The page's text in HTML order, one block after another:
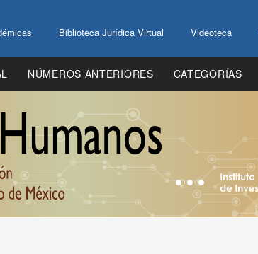
Biblioteca Jurídica Virtual Videoteca
NÚMEROS ANTERIORES CATEGORÍAS